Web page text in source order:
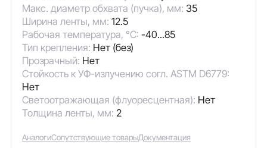
Макс. диаметр обхвата (пучка), мм: 35
Ширина ленты, мм: 12.5
Рабочая температура, °C: -40...85
Тип крепления: Нет (без)
Прозрачный: Нет
Стойкость к УФ-излучению согл. ASTM D6779:
Нет
Светоотражающая (флуоресцентная): Нет
Толщина ленты, мм: 2
АналогиСопутствующие товарыДокументация